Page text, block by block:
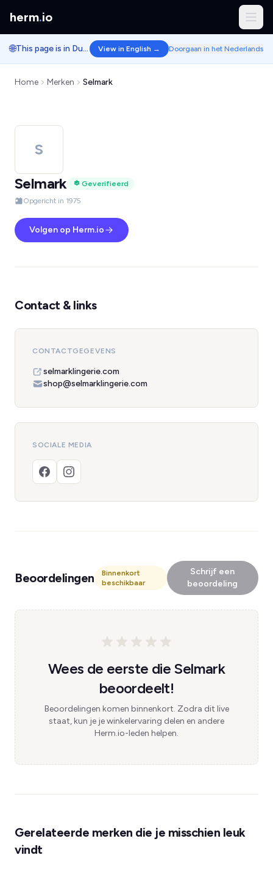
herm.io
🌐 This page is in Dutch. View in English → Doorgaan in het Nederlands
Home Merken Selmark
S
Selmark
Geverifieerd
Opgericht in 1975
Volgen op Herm.io
Contact & links
CONTACTGEGEVENS
selmarklingerie.com
shop@selmarklingerie.com
SOCIALE MEDIA
Beoordelingen
Binnenkort
beschikbaar
Schrijf een
beoordeling
Wees de eerste die Selmark
beoordeelt!
Beoordelingen komen binnenkort. Zodra dit live
staat, kun je je winkelervaring delen en andere
Herm.io-leden helpen.
Gerelateerde merken die je misschien leuk
vindt